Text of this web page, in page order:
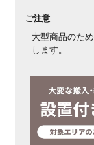
ご注意
大型商品のた
します。